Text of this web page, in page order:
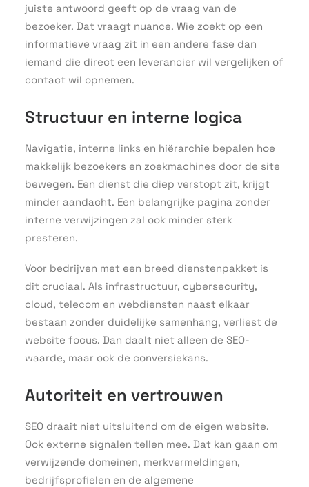
juiste antwoord geeft op de vraag van de
bezoeker. Dat vraagt nuance. Wie zoekt op een
informatieve vraag zit in een andere fase dan
iemand die direct een leverancier wil vergelijken of
contact wil opnemen.
Structuur en interne logica
Navigatie, interne links en hiërarchie bepalen hoe
makkelijk bezoekers en zoekmachines door de site
bewegen. Een dienst die diep verstopt zit, krijgt
minder aandacht. Een belangrijke pagina zonder
interne verwijzingen zal ook minder sterk
presteren.
Voor bedrijven met een breed dienstenpakket is
dit cruciaal. Als infrastructuur, cybersecurity,
cloud, telecom en webdiensten naast elkaar
bestaan zonder duidelijke samenhang, verliest de
website focus. Dan daalt niet alleen de SEO-
waarde, maar ook de conversiekans.
Autoriteit en vertrouwen
SEO draait niet uitsluitend om de eigen website.
Ook externe signalen tellen mee. Dat kan gaan om
verwijzende domeinen, merkvermeldingen,
bedrijfsprofielen en de algemene